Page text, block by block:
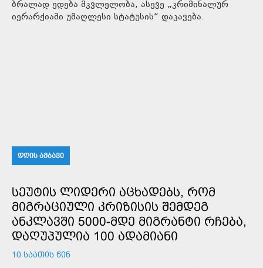
ბრალად ედება მკვლელობა, ასევე „კრიმინალურ
იერარქიაში უმაღლესი სტატუსის“ დაკავება.
ᲓᲦᲘᲡ ᲐᲛᲑᲐᲕᲘ
ᲡᲔᲣᲢᲘᲡ ᲚᲘᲓᲔᲠᲘ ᲐᲪᲮᲐᲓᲔᲑᲡ, ᲠᲝᲛ
ᲛᲘᲒᲠᲐᲪᲘᲣᲚᲘ ᲙᲠᲘᲖᲘᲡᲘᲡ ᲨᲔᲛᲓᲔᲒ
ᲐᲜᲙᲚᲐᲕᲨᲘ 5000-ᲛᲓᲔ ᲛᲘᲒᲠᲐᲜᲢᲘ ᲠᲩᲔᲑᲐ,
ᲓᲐᲦᲣᲞᲣᲚᲘᲐ 100 ᲐᲓᲐᲛᲘᲐᲜᲘ
10 ᲡᲐᲐᲗᲘᲡ ᲬᲘᲜ